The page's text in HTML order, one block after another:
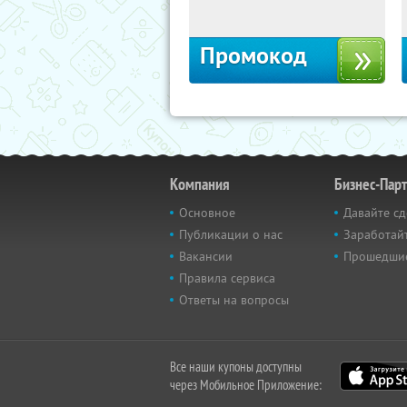
Промокод
Компания
Основное
Публикации о нас
Вакансии
Правила сервиса
Ответы на вопросы
Бизнес-
Давайте
Все наши купоны доступны
через Мобильное Приложение: